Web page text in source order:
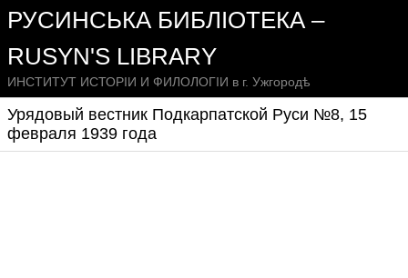
РУСИНСЬКА БИБЛІОТЕКА –
RUSYN'S LIBRARY
ИНСТИТУТ ИСТОРІИ И ФИЛОЛОГІИ в г. Ужгородѣ
Урядовый вестник Подкарпатской Руси №8, 15
февраля 1939 года